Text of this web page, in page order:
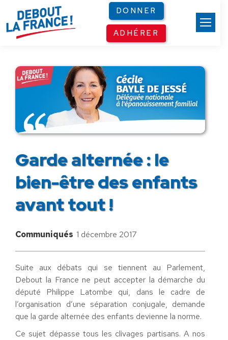
DONNER
ADHÉRER
Garde alternée : le
bien-être des enfants
avant tout !
Communiqués 1 décembre 2017
Suite aux débats qui se tiennent au Parlement,
Debout la France ne peut accepter la démarche du
député Philippe Latombe qui, dans le cadre de
l’organisation d’une séparation conjugale, demande
que la garde alternée des enfants devienne la norme.
Ce sujet dépasse tous les clivages partisans. A nos
Panneau de gestion des cookies